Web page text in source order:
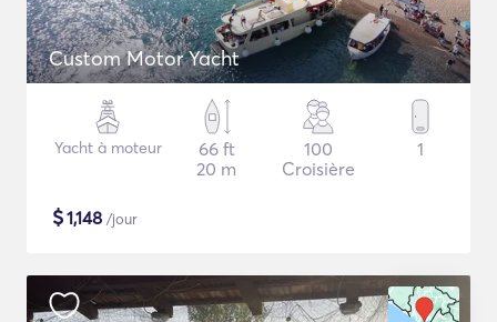
Custom Motor Yacht
Yacht à moteur
66 ft
20 m
100
Croisière
1
$1,148 /jour